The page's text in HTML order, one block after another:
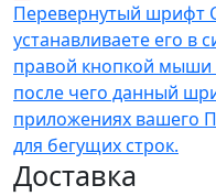
Перевернутый шрифт
устанавливаете его в
правой кнопкой мыши
после чего данный
приложениях вашего
для бегущих строк.
Доставка